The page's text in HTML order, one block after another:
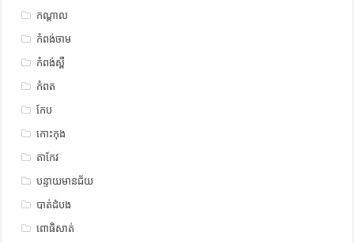
កណ្តាល
កំពង់ចាម
កំពង់ស្ពឺ
កំពត
កែប
កោះកុង
តាកែវ
បន្ទាយមានជ័យ
បាត់ដំបង
ពោធិសាត់